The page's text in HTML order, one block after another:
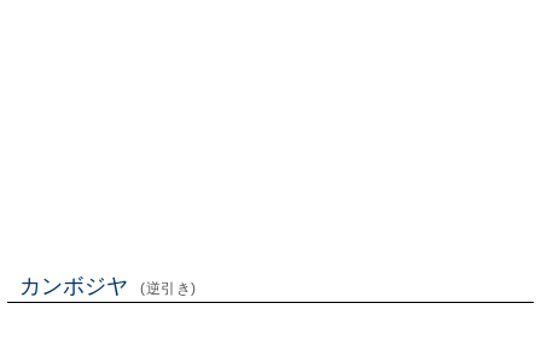
カンボジヤ (逆引き)